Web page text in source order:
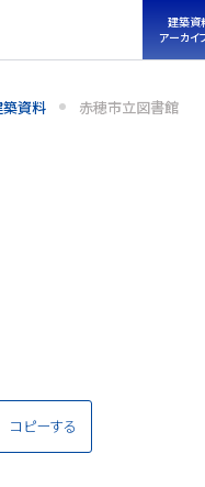
建築資
アーカイ
築資料 赤穂市立図書館
コピーする